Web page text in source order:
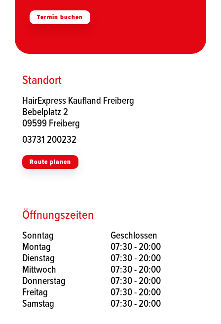
Termin buchen
Standort
HairExpress Kaufland Freiberg
Bebelplatz 2
09599 Freiberg
03731 200232
Route planen
Öffnungszeiten
Sonntag
Geschlossen
Montag
07:30 - 20:00
Dienstag
07:30 - 20:00
Mittwoch
07:30 - 20:00
Donnerstag
07:30 - 20:00
Freitag
07:30 - 20:00
Samstag
07:30 - 20:00